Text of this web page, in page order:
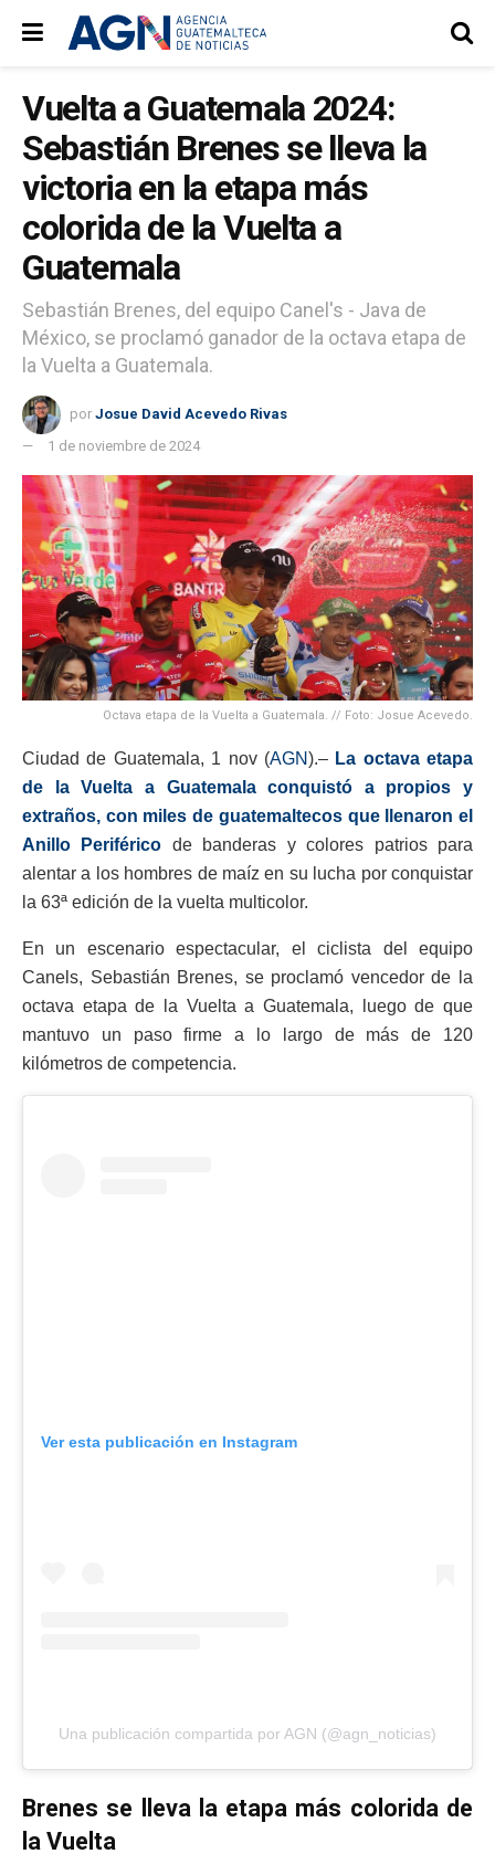
Vuelta a Guatemala 2024:
Sebastián Brenes se lleva la
victoria en la etapa más
colorida de la Vuelta a
Guatemala
Sebastián Brenes, del equipo Canel's - Java de
México, se proclamó ganador de la octava etapa de
la Vuelta a Guatemala.
por Josue David Acevedo Rivas
1 de noviembre de 2024
Octava etapa de la Vuelta a Guatemala. // Foto: Josue Acevedo.
Ciudad de Guatemala, 1 nov (AGN).–La octava etapa
de la Vuelta a Guatemala conquistó a propios y
extraños, con miles de guatemaltecos que llenaron el
Anillo Periférico de banderas y colores patrios para
alentar a los hombres de maíz en su lucha por conquistar
la 63ª edición de la vuelta multicolor.
En un escenario espectacular, el ciclista del equipo
Canels, Sebastián Brenes, se proclamó vencedor de la
octava etapa de la Vuelta a Guatemala, luego de que
mantuvo un paso firme a lo largo de más de 120
kilómetros de competencia.
Ver esta publicación en Instagram
Una publicación compartida por AGN (@agn_noticias)
Brenes se lleva la etapa más colorida de
la Vuelta